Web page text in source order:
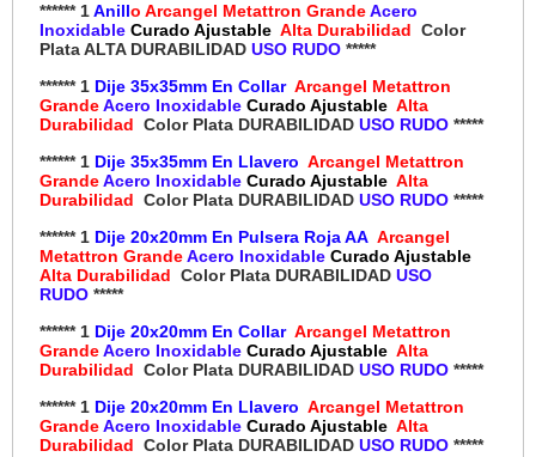
****** 1 Anillo Arcangel Metattron GrandeAcero
Inoxidable Curado Ajustable Alta Durabilidad Color
Plata ALTA DURABILIDADUSO RUDO *****
****** 1 Dije 35x35mm En CollarArcangel Metattron
GrandeAcero Inoxidable Curado Ajustable Alta
Durabilidad Color Plata DURABILIDADUSO RUDO *****
****** 1 Dije 35x35mm En Llavero Arcangel Metattron
GrandeAcero Inoxidable Curado Ajustable Alta
Durabilidad Color Plata DURABILIDADUSO RUDO *****
****** 1 Dije 20x20mm En Pulsera Roja AA Arcangel
Metattron GrandeAcero Inoxidable Curado Ajustable
Alta Durabilidad Color Plata DURABILIDADUSO
RUDO *****
****** 1 Dije 20x20mm En CollarArcangel Metattron
GrandeAcero Inoxidable Curado Ajustable Alta
Durabilidad Color Plata DURABILIDADUSO RUDO *****
****** 1 Dije 20x20mm En Llavero Arcangel Metattron
GrandeAcero Inoxidable Curado Ajustable Alta
Durabilidad Color Plata DURABILIDADUSO RUDO *****